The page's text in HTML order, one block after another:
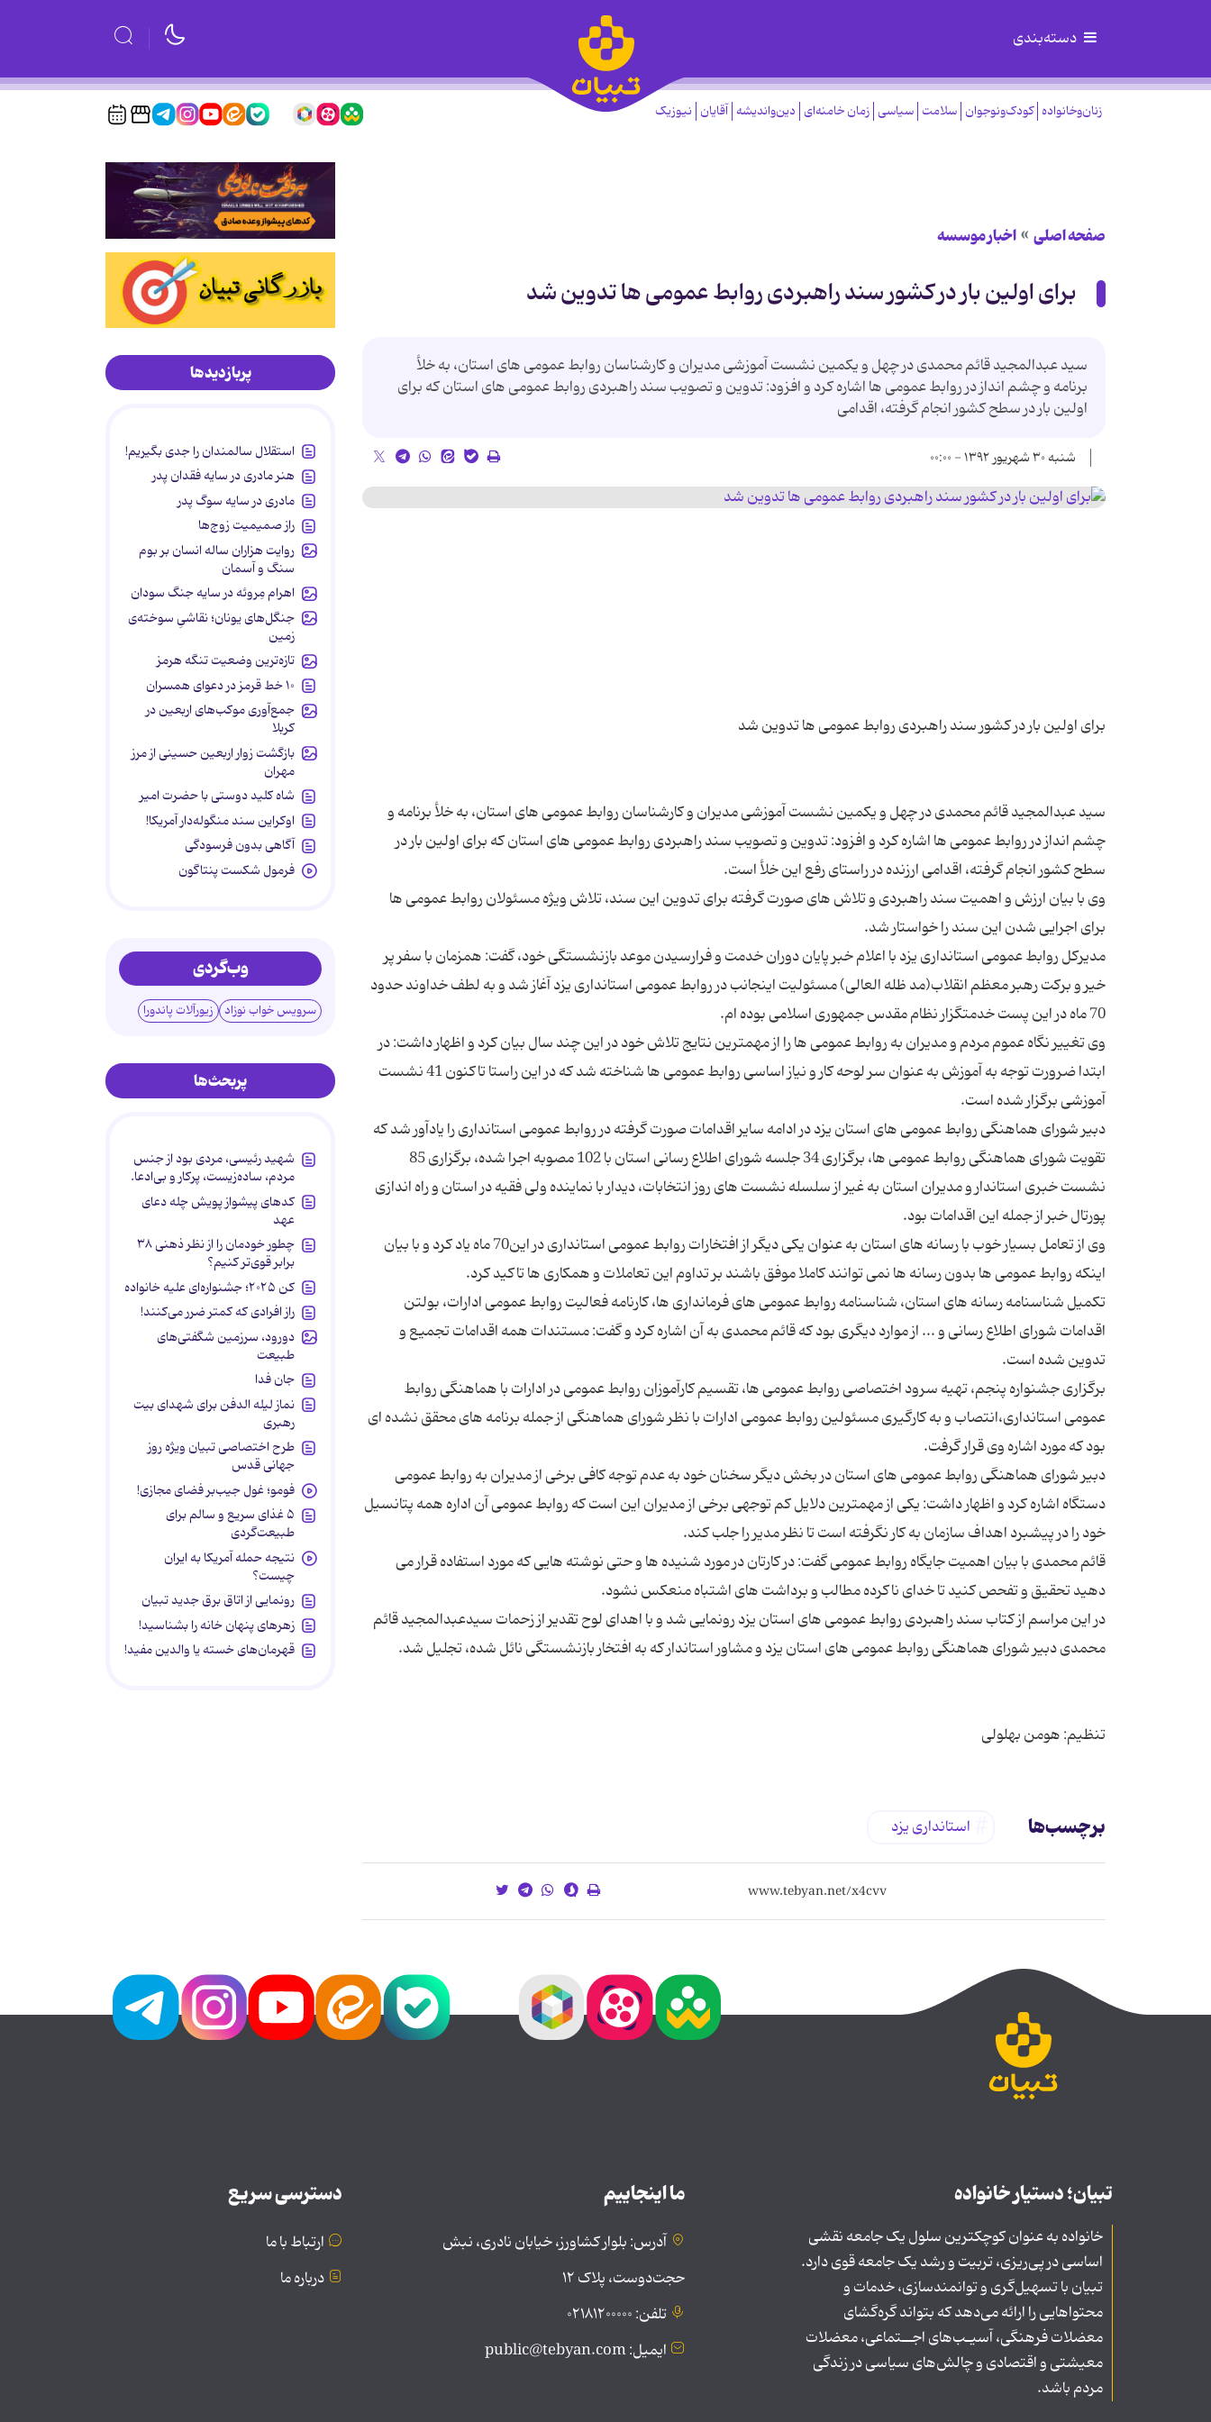
دسته‌بندی
زنان‌وخانواده کودک‌ونوجوان سلامت سیاسی زمان خامنه‌ای دین‌واندیشه آقایان نیوزیک
صفحه اصلی اخبار موسسه
برای اولین بار در کشور سند راهبردی روابط عمومی ها تدوین شد
سید عبدالمجید قائم محمدی در چهل و یكمین نشست آموزشی مدیران و كارشناسان روابط عمومی های استان، به خلأ
برنامه و چشم انداز در روابط عمومی ها اشاره كرد و افزود: تدوین و تصویب سند راهبردی روابط عمومی های استان كه برای
اولین بار در سطح كشور انجام گرفته، اقدامی
شنبه ۳۰ شهریور ۱۳۹۲ - ۰۰:۰۰
سید عبدالمجید قائم محمدی در چهل و یكمین نشست آموزشی مدیران و كارشناسان روابط عمومی های استان، به خلأ برنامه و
چشم انداز در روابط عمومی ها اشاره كرد و افزود: تدوین و تصویب سند راهبردی روابط عمومی های استان كه برای اولین بار در
وی با بیان ارزش و اهمیت سند راهبردی و تلاش های صورت گرفته برای تدوین این سند، تلاش ویژه مسئولان روابط عمومی ها
مدیركل روابط عمومی استانداری یزد با اعلام خبر پایان دوران خدمت و فرارسیدن موعد بازنشستگی خود، گفت: همزمان با سفر پر
خیر و بركت رهبر معظم انقلاب(مد ظله العالی) مسئولیت اینجانب در روابط عمومی استانداری یزد آغاز شد و به لطف خداوند حدود
وی تغییر نگاه عموم مردم و مدیران به روابط عمومی ها را از مهمترین نتایج تلاش خود در این چند سال بیان كرد و اظهار داشت: در
ابتدا ضرورت توجه به آموزش به عنوان سر لوحه كار و نیاز اساسی روابط عمومی ها شناخته شد كه در این راستا تاكنون 41 نشست
دبیر شورای هماهنگی روابط عمومی های استان یزد در ادامه سایر اقدامات صورت گرفته در روابط عمومی استانداری را یادآور شد كه
تقویت شورای هماهنگی روابط عمومی ها، برگزاری 34 جلسه شورای اطلاع رسانی استان با 102 مصوبه اجرا شده، برگزاری 85
نشست خبری استاندار و مدیران استان به غیر از سلسله نشست های روز انتخابات، دیدار با نماینده ولی فقیه در استان و راه اندازی
وی از تعامل بسیار خوب با رسانه های استان به عنوان یكی دیگر از افتخارات روابط عمومی استانداری در این70 ماه یاد كرد و با بیان
تكمیل شناسنامه رسانه های استان، شناسنامه روابط عمومی های فرمانداری ها، كارنامه فعالیت روابط عمومی ادارات، بولتن
اقدامات شورای اطلاع رسانی و ... از موارد دیگری بود كه قائم محمدی به آن اشاره كرد و گفت: مستندات همه اقدامات تجمیع و
برگزاری جشنواره پنجم، تهیه سرود اختصاصی روابط عمومی ها، تقسیم كارآموزان روابط عمومی در ادارات با هماهنگی روابط
عمومی استانداری،انتصاب و به كارگیری مسئولین روابط عمومی ادارات با نظر شورای هماهنگی از جمله برنامه های محقق نشده ای
دبیر شورای هماهنگی روابط عمومی های استان در بخش دیگر سخنان خود به عدم توجه كافی برخی از مدیران به روابط عمومی
دستگاه اشاره كرد و اظهار داشت: یكی از مهمترین دلایل كم توجهی برخی از مدیران این است كه روابط عمومی آن اداره همه پتانسیل
قائم محمدی با بیان اهمیت جایگاه روابط عمومی گفت: در كارتان در مورد شنیده ها و حتی نوشته هایی كه مورد استفاده قرار می
در این مراسم از كتاب سند راهبردی روابط عمومی های استان یزد رونمایی شد و با اهدای لوح تقدیر از زحمات سیدعبدالمجید قائم
تنظیم: هومن بهلولی
برچسب‌ها استانداری یزد
پربازدیدها
استقلال سالمندان را جدی بگیریم!
هنر مادری در سایه‌ فقدان پدر
مادری در سایه سوگ پدر
راز صمیمیت زوج‌ها
روایت هزاران ساله انسان بر بوم
سنگ و آسمان
اهرام مِروئه در سایه جنگ سودان
جنگل‌های یونان؛ نقاشیِ سوخته‌ی
زمین
تازه‌ترین وضعیت تنگه هرمز
۱۰ خط قرمز در دعوای همسران
جمع‌آوری موکب‌های اربعین در
کربلا
بازگشت زوار اربعین حسینی از مرز
مهران
شاه کلید دوستی با حضرت امیر
اوکراین سند منگوله‌دار آمریکا!
آگاهی بدون فرسودگی
فرمول شکست پنتاگون
وب‌گردی
سرویس خواب نوزاد زیورآلات پاندورا
پربحث‌ها
شهید رئیسی، مردی بود از جنس
مردم، ساده‌زیست، پرکار و بی‌ادعا.
کدهای پیشواز پویش چله دعای
عهد
چطور خودمان را از نظر ذهنی ۳۸
برابر قوی‌تر کنیم؟
کن ۲۰۲۵؛ جشنواره‌ای علیه خانواده
راز افرادی که کمتر ضرر می‌کنند!
دورود، سرزمین شگفتی‌های
طبیعت
جان فدا
نماز لیله الدفن برای شهدای بیت
رهبری
طرح اختصاصی تبیان ویژه روز
جهانی قدس
فومو؛ غول جیب‌بر فضای مجازی!
۵ غذای سریع و سالم برای
طبیعت‌گردی
نتیجه حمله آمریکا به ایران
چیست؟
رونمایی از اتاق برق جدید تبیان
زهرهای پنهان خانه را بشناسید!
قهرمان‌های خسته یا والدین مفید!
تبیان؛ دستیار خانواده
خانواده به عنوان کوچکترین سلول یک جامعه نقشی
اساسی در پی‌ریزی، تربیت و رشد یک جامعه قوی دارد.
تبیان با تسهیل‌گری و توانمندسازی، خدمات و
محتواهایی را ارائه می‌دهد که بتواند گره‌گشای
معضلات فرهنگی، آسیـب‌های اجــتماعی، معضلات
معیشتی و اقتصادی و چالش‌های سیاسی در زندگی
مردم باشد.
ما اینجاییم
آدرس: بلوار کشاورز، خیابان نادری، نبش
حجت‌دوست، پلاک ۱۲
تلفن: ۰۲۱۸۱۲۰۰۰۰۰
ایمیل: public@tebyan.com
دسترسی سریع
ارتباط با ما
درباره ما